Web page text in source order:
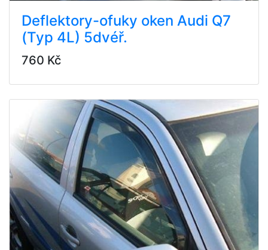
Deflektory-ofuky oken Audi Q7
(Typ 4L) 5dvéř.
760 Kč